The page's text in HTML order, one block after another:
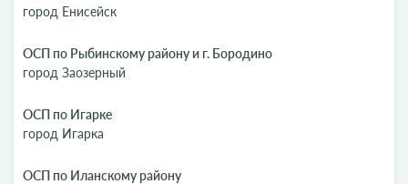
город Енисейск
ОСП по Рыбинскому району и г. Бородино
город Заозерный
ОСП по Игарке
город Игарка
ОСП по Иланскому району